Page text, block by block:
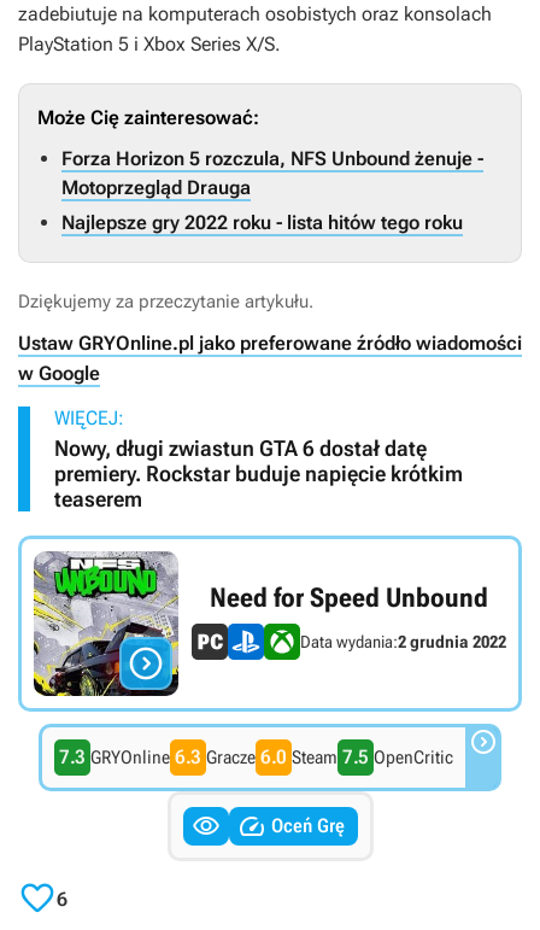
zadebiutuje na komputerach osobistych oraz konsolach
PlayStation 5 i Xbox Series X/S.
Może Cię zainteresować:
Forza Horizon 5 rozczula, NFS Unbound żenuje -
Motoprzegląd Drauga
Najlepsze gry 2022 roku - lista hitów tego roku
Dziękujemy za przeczytanie artykułu.
Ustaw GRYOnline.pl jako preferowane źródło wiadomości
w Google
WIĘCEJ:
Nowy, długi zwiastun GTA 6 dostał datę
premiery. Rockstar buduje napięcie krótkim
teaserem

Need for Speed Unbound
Data wydania:2 grudnia 2022
7.3 GRYOnline 6.3 Gracze 6.0 Steam 7.5 OpenCritic 
  Oceń Grę
6